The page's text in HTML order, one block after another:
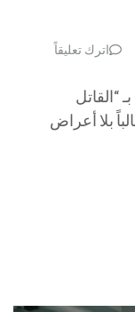
اترك تعليقاً
“القاتل
بلا أعراض